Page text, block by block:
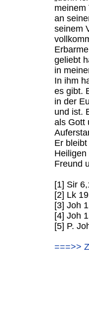
meinem
an
seinem
geliebt
in
In ihm
es gibt.
in der
und ist.
als Gott
Er
Freund
[1] Sir
[2] Lk
[3] Joh
[4] Joh
[5] P.
===>>